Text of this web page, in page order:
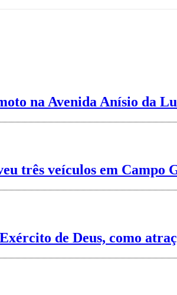
na Avenida Anísio da
três veículos em Campo
de Deus, como